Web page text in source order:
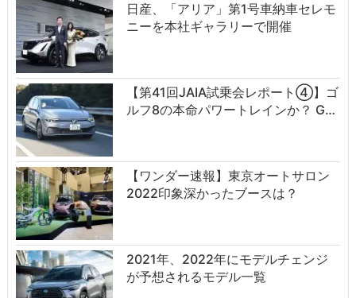
日産、「アリア」第1号車納車セレモ
ニーを本社ギャラリーで開催
【第41回JAIA試乗会レポート④】ゴ
ルフ8の本命パワートレインか？ G…
【ワンダー速報】東京オートサロン
2022印象深かったブースは？
2021年、2022年にモデルチェンジ
が予想されるモデル一覧